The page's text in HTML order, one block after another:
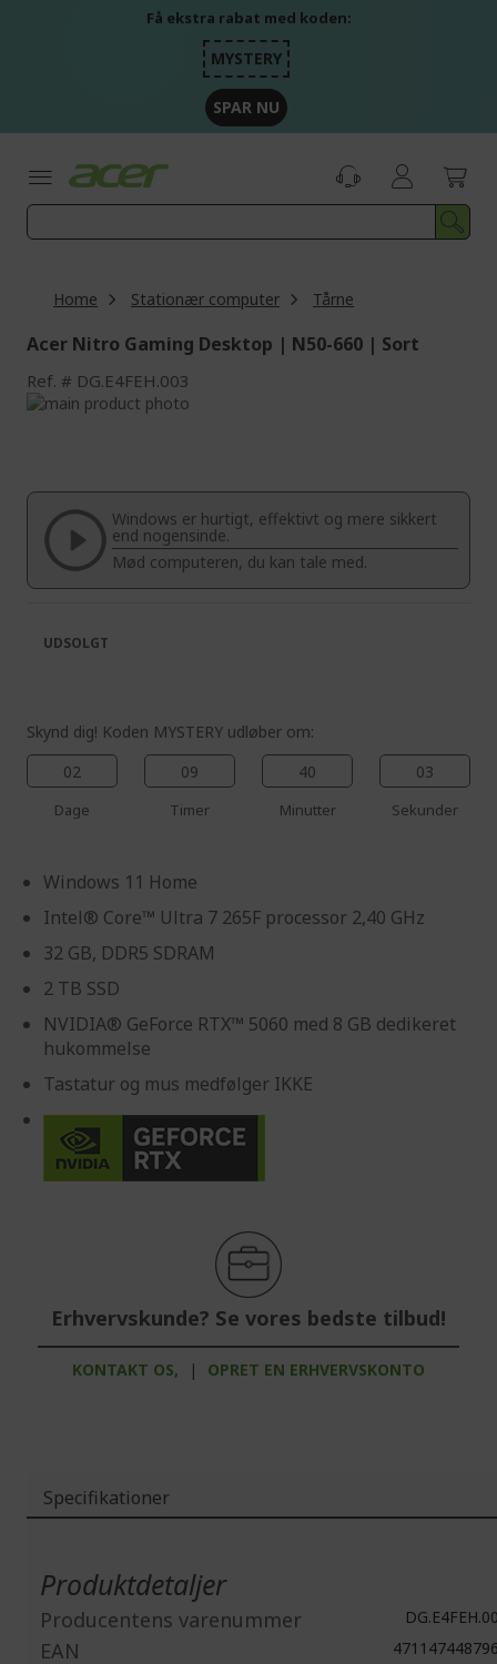
Få ekstra rabat med koden:
MYSTERY
SPAR NU
Home Stationær computer Tårne
Acer Nitro Gaming Desktop | N50-660 | Sort
Ref. DG.E4FEH.003
Skip
of
images
gallery
beginning
the
images
gallery
Windows er hurtigt, effektivt og mere sikkert
end nogensinde.
Mød computeren, du kan tale med.
Skynd dig! Koden MYSTERY udløber om:
02
Dage
09
Timer
40
Minutter
03
Sekunder
Windows 11 Home
Intel® Core™ Ultra 7 265F processor 2,40 GHz
32 GB, DDR5 SDRAM
2 TB SSD
NVIDIA® GeForce RTX™ 5060 med 8 GB dedikeret
hukommelse
Tastatur og mus medfølger IKKE
Erhvervskunde? Se vores bedste tilbud!
KONTAKT OS, | OPRET EN ERHVERVSKONTO
UDSOLGT
Specifikationer
Produktdetaljer
Producentens varenummer
EAN